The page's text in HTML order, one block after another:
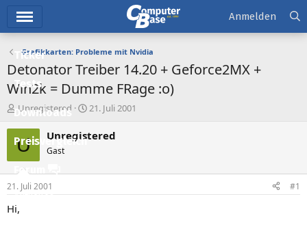
Ticker
Tests
Downloads
Preisvergleich
Forum
Aktuelles
Anmelden
Grafikkarten: Probleme mit Nvidia
Detonator Treiber 14.20 + Geforce2MX +
Win2k = Dumme FRage :o)
E
r
s
t
e
Unregistered
E
s
t
21. Juli 2001
U Unregistered
Gast
21. Juli 2001 #1
Hi,